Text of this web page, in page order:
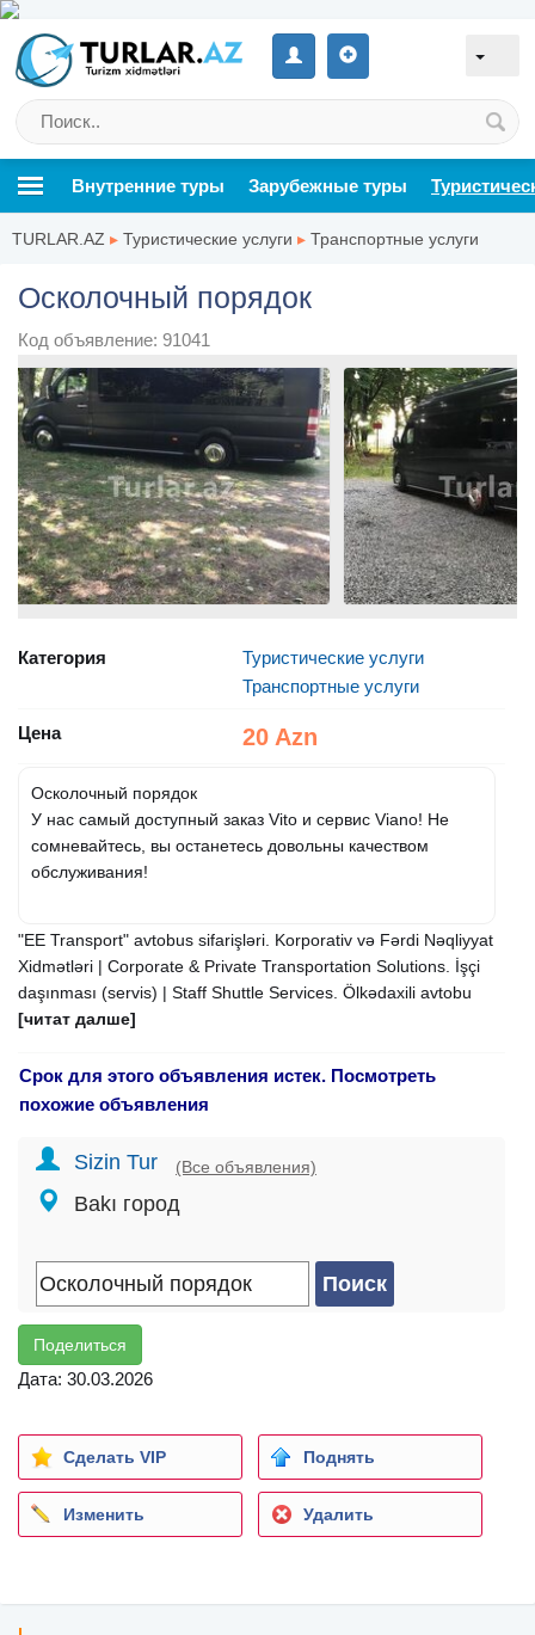
Внутренние туры Зарубежные туры
TURLAR.AZ ▸ Туристические услуги ▸ Транспортные услуги
Осколочный порядок
Код объявление: 91041
Категория
Туристические услуги
Транспортные услуги
Цена 20 Azn
Осколочный порядок
У нас самый доступный заказ Vito и сервис Viano! Не
сомневайтесь, вы останетесь довольны качеством
обслуживания!
"EE Transport" avtobus sifarişləri. Korporativ və Fərdi Nəqliyyat
Xidmətləri | Corporate & Private Transportation Solutions. İşçi
daşınması (servis) | Staff Shuttle Services. Ölkədaxili avtobu
[читат далше]
Срок для этого объявления истек. Посмотреть
похожие объявления
Sizin Tur (Все объявления)
Bakı город
Поделиться
Дата: 30.03.2026
Сделать VIP Поднять
Изменить Удалить